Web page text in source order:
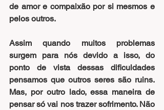
de amor e compaixão por si mesmos e
pelos outros.
Assim quando muitos problemas
surgem para nós devido a isso, do
ponto de vista dessas dificuldades
pensamos que outros seres são ruins.
Mas, por outro lado, essa maneira de
pensar só vai nos trazer sofrimento. Não